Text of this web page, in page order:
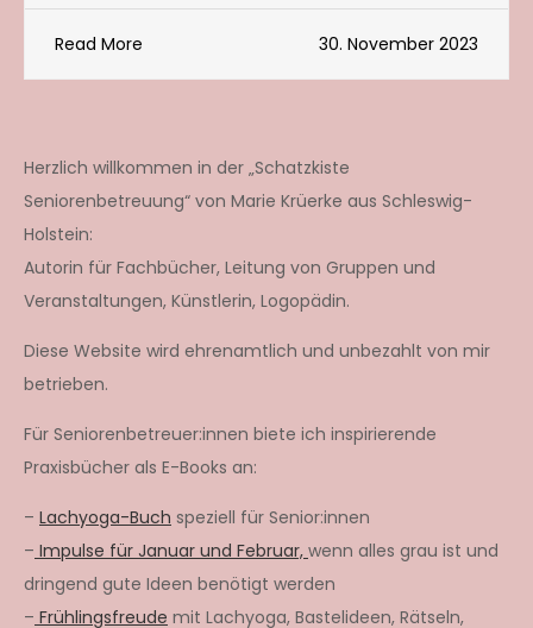
Read More 30. November 2023
Herzlich willkommen in der „Schatzkiste
Seniorenbetreuung“ von Marie Krüerke aus Schleswig-
Holstein:
Autorin für Fachbücher, Leitung von Gruppen und
Veranstaltungen, Künstlerin, Logopädin.
Diese Website wird ehrenamtlich und unbezahlt von mir
betrieben.
Für Seniorenbetreuer:innen biete ich inspirierende
Praxisbücher als E-Books an:
– Lachyoga-Buch speziell für Senior:innen
– Impulse für Januar und Februar, wenn alles grau ist und
dringend gute Ideen benötigt werden
– Frühlingsfreude mit Lachyoga, Bastelideen, Rätseln,